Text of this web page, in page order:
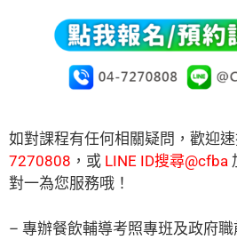
如對課程有任何相關疑問， 歡迎
7270808 ， 或 LINE ID搜尋@cfba
對一為您服務哦！
– 專辦餐飲輔導考照專班及政府